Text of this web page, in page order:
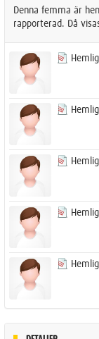
Denna femma är
rapporterad. Då